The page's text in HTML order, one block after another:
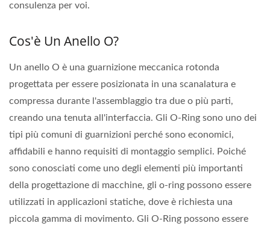
consulenza per voi.
Cos'è Un Anello O?
Un anello O è una guarnizione meccanica rotonda
progettata per essere posizionata in una scanalatura e
compressa durante l'assemblaggio tra due o più parti,
creando una tenuta all'interfaccia. Gli O-Ring sono uno dei
tipi più comuni di guarnizioni perché sono economici,
affidabili e hanno requisiti di montaggio semplici. Poiché
sono conosciati come uno degli elementi più importanti
della progettazione di macchine, gli o-ring possono essere
utilizzati in applicazioni statiche, dove è richiesta una
piccola gamma di movimento. Gli O-Ring possono essere